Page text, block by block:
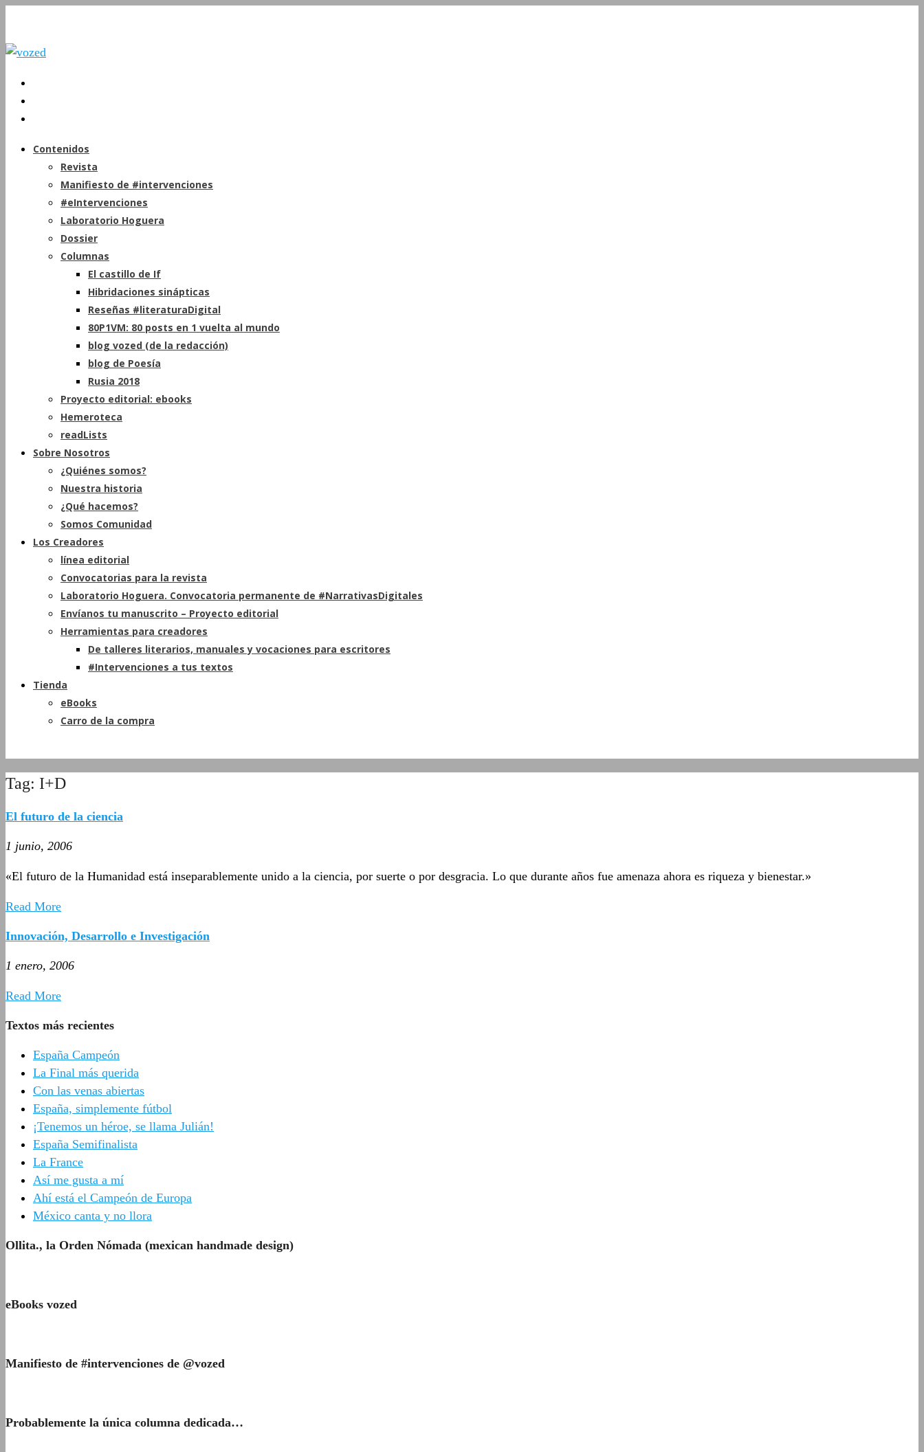
Contenidos
Revista
Manifiesto de #intervenciones
#eIntervenciones
Laboratorio Hoguera
Dossier
Columnas
El castillo de If
Hibridaciones sinápticas
Reseñas #literaturaDigital
80P1VM: 80 posts en 1 vuelta al mundo
blog vozed (de la redacción)
blog de Poesía
Rusia 2018
Proyecto editorial: ebooks
Hemeroteca
readLists
Sobre Nosotros
¿Quiénes somos?
Nuestra historia
¿Qué hacemos?
Somos Comunidad
Los Creadores
línea editorial
Convocatorias para la revista
Laboratorio Hoguera. Convocatoria permanente de #NarrativasDigitales
Envíanos tu manuscrito – Proyecto editorial
Herramientas para creadores
De talleres literarios, manuales y vocaciones para escritores
#Intervenciones a tus textos
Tienda
eBooks
Carro de la compra
Tag: I+D
El futuro de la ciencia
1 junio, 2006
«El futuro de la Humanidad está inseparablemente unido a la ciencia, por suerte o por desgracia. Lo que durante años fue amenaza ahora es riqueza y bienestar.»
Read More
Innovación, Desarrollo e Investigación
1 enero, 2006
Read More
Textos más recientes
España Campeón
La Final más querida
Con las venas abiertas
España, simplemente fútbol
¡Tenemos un héroe, se llama Julián!
España Semifinalista
La France
Así me gusta a mí
Ahí está el Campeón de Europa
México canta y no llora
Ollita., la Orden Nómada (mexican handmade design)
eBooks vozed
Manifiesto de #intervenciones de @vozed
Probablemente la única columna dedicada…